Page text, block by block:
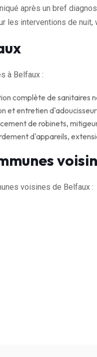
après un bref
les interventions de
à Belfaux :
complète de sanitaires
et entretien
de robinets,
d'appareils,
voisines de Belfaux :